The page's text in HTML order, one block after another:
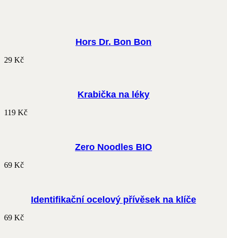
Hors Dr. Bon Bon
29 Kč
Krabička na léky
119 Kč
Zero Noodles BIO
69 Kč
Identifikační ocelový přívěsek na klíče
69 Kč